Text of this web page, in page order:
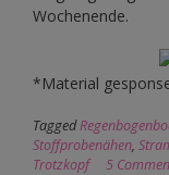
Wochenende.
*Material
Tagged
Stoffprobenähen,
Trotzkopf
5